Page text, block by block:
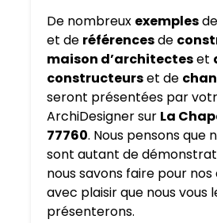
De nombreux exemplesde
et de référencesde
maison d’architecteset
constructeurset de
seront présentées par
ArchiDesigner sur La
77760. Nous pensons que
sont autant de
nous savons faire pour
avec plaisir que nous vous
présenterons.